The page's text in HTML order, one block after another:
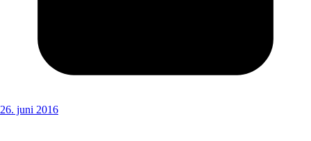
26. juni 2016